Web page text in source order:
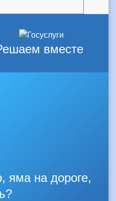
вместе
яма на дороге,